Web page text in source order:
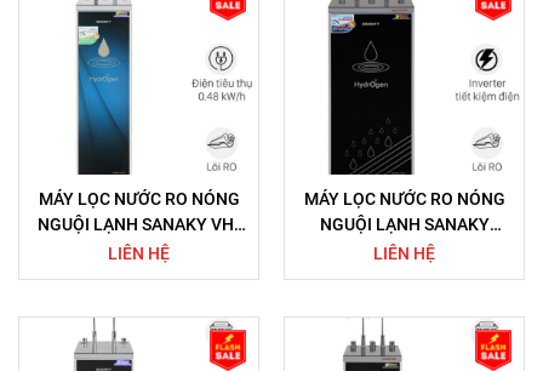
MÁY LỌC NƯỚC RO NÓNG
NGUỘI LẠNH SANAKY VH-
3210VD 10 LÕI
LIÊN HỆ
MÁY LỌC NƯỚC RO NÓNG
NGUỘI LẠNH SANAKY
INVERTER VH202HY3
LIÊN HỆ